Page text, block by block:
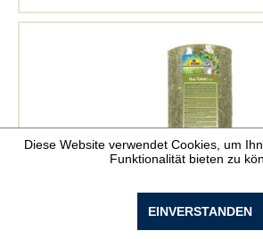
JR Farm Heu-Tunnel mittel
Diese Website verwendet Cookies, um
Funktionalität bieten zu
EINVERSTANDEN